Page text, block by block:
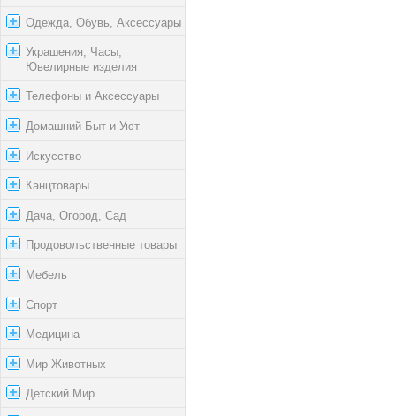
Одежда, Обувь, Аксессуары
Украшения, Часы,
Ювелирные изделия
Телефоны и Аксессуары
Домашний Быт и Уют
Искусство
Канцтовары
Дача, Огород, Сад
Продовольственные товары
Мебель
Спорт
Медицина
Мир Животных
Детский Мир